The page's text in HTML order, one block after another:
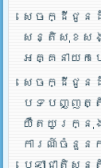
សេចក្ដីជូន
សន្តិសុខសង្
អគ្គនាយក
សេចក្ដីជូ
បទបញ្ញត្តិ
យឺតយូរក្នុង
ការណ៍ចំនួន
បេឡាជាតិ